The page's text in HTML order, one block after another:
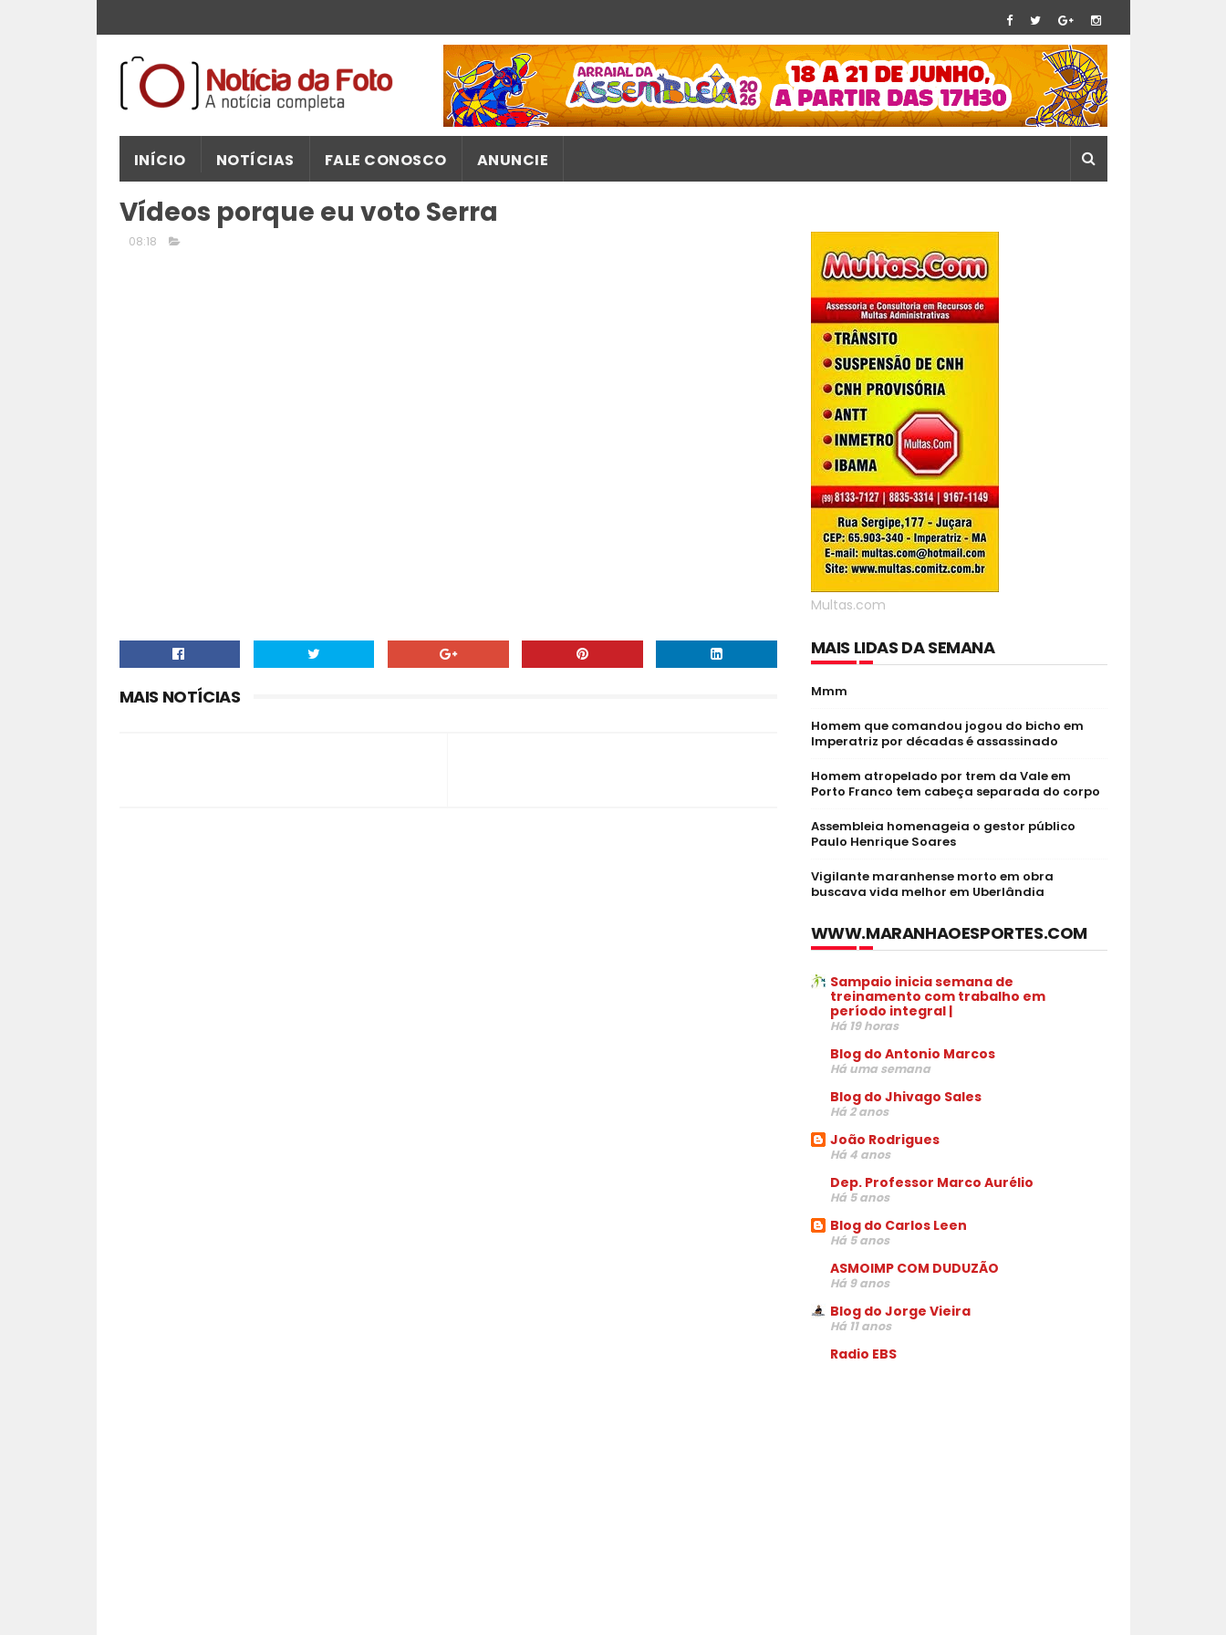
INÍCIO NOTÍCIAS FALE CONOSCO ANUNCIE
Vídeos porque eu voto Serra
08:18
MAIS NOTÍCIAS
Multas.com
MAIS LIDAS DA SEMANA
Mmm
Homem que comandou jogou do bicho em
Imperatriz por décadas é assassinado
Homem atropelado por trem da Vale em
Porto Franco tem cabeça separada do corpo
Assembleia homenageia o gestor público
Paulo Henrique Soares
Vigilante maranhense morto em obra
buscava vida melhor em Uberlândia
WWW.MARANHAOESPORTES.COM
Sampaio inicia semana de
treinamento com trabalho em
período integral |
Há 19 horas
Blog do Antonio Marcos
Há uma semana
Blog do Jhivago Sales
Há 2 anos
João Rodrigues
Há 4 anos
Dep. Professor Marco Aurélio
Há 5 anos
Blog do Carlos Leen
Há 5 anos
ASMOIMP COM DUDUZÃO
Há 9 anos
Blog do Jorge Vieira
Há 11 anos
Radio EBS